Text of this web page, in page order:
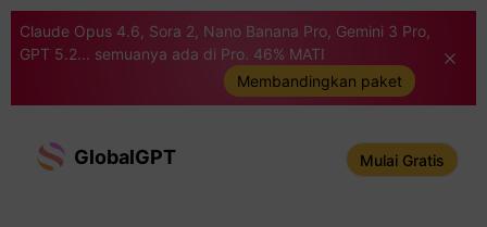
Claude Opus 4.6, Sora 2, Nano Banana Pro, Gemini 3 Pro,
GPT 5.2... semuanya ada di Pro. 46% MATI
Membandingkan paket
GlobalGPT Mulai Gratis